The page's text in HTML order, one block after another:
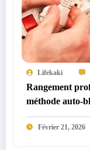
Lifekaki
Rangement
méthode auto-
Février 21, 2026